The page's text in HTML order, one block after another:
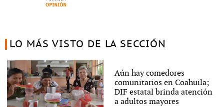
LO MÁS VISTO DE LA SECCIÓN
Aún hay comedores
comunitarios en Coahuila;
DIF estatal brinda atención
a adultos mayores